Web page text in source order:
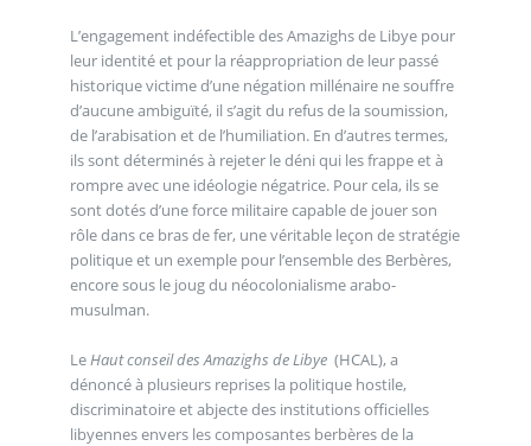
L’engagement indéfectible des Amazighs de Libye pour
leur identité et pour la réappropriation de leur passé
historique victime d’une négation millénaire ne souffre
d’aucune ambiguïté, il s’agit du refus de la soumission,
de l’arabisation et de l’humiliation. En d’autres termes,
ils sont déterminés à rejeter le déni qui les frappe et à
rompre avec une idéologie négatrice. Pour cela, ils se
sont dotés d’une force militaire capable de jouer son
rôle dans ce bras de fer, une véritable leçon de stratégie
politique et un exemple pour l’ensemble des Berbères,
encore sous le joug du néocolonialisme arabo-
musulman.
LeHaut conseil des Amazighs de Libye (HCAL), a
dénoncé à plusieurs reprises la politique hostile,
discriminatoire et abjecte des institutions officielles
libyennes envers les composantes berbères de la